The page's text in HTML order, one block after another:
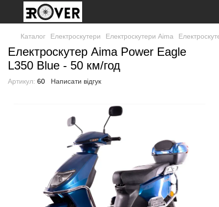
Каталог Електроскутери Електроскутери Aima
Електроскутер Aima Power Eagle
L350 Blue - 50 км/год
Артикул: 60 Написати відгук